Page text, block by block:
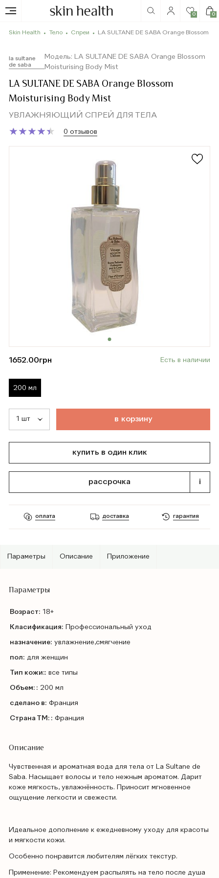
0 0
Skin Health Тело Спреи LA SULTANE DE SABA Orange Blossom
la sultane
de saba
Модель: LA SULTANE DE SABA Orange Blossom
Moisturising Body Mist
LA SULTANE DE SABA Orange Blossom
Moisturising Body Mist
УВЛАЖНЯЮЩИЙ СПРЕЙ ДЛЯ ТЕЛА
★
★★
★★
★★
★★
★ 0 отзывов
1652.00грн Есть в наличии
200 мл
в корзину
купить в один клик
рассрочка i
оплата доставка гарантия
Параметры Описание Приложение
Параметры
Возраст: 18+
Класификация: Профессиональный уход
назначение: увлажнение,смягчение
пол: для женщин
Тип кожи:: все типы
Объем: : 200 мл
сделано в: Франция
Страна ТМ: : Франция
Описание
Чувственная и ароматная вода для тела от La Sultane de
Saba. Насыщает волосы и тело нежным ароматом. Дарит
коже мягкость, увлажнённость. Приносит мгновенное
ощущение легкости и свежести.
Идеальное дополнение к ежедневному уходу для красоты
и мягкости кожи.
Особенно понравится любителям лёгких текстур.
Применение: Рекомендуем распылять на тело после душа